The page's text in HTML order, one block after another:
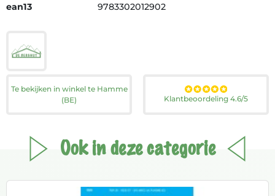
ean13 9783302012902
Te bekijken in winkel te Hamme
(BE)
Klantbeoordeling 4.6/5
Ook in deze categorie